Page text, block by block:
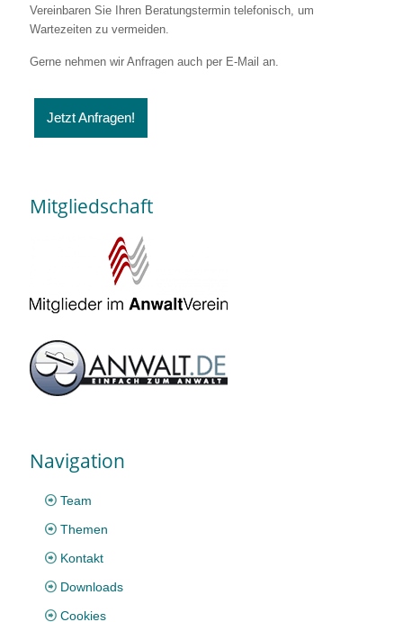
Vereinbaren Sie Ihren Beratungstermin telefonisch, um
Wartezeiten zu vermeiden.
Gerne nehmen wir Anfragen auch per E-Mail an.
Jetzt Anfragen!
Mitgliedschaft
Navigation
Team
Themen
Kontakt
Downloads
Cookies